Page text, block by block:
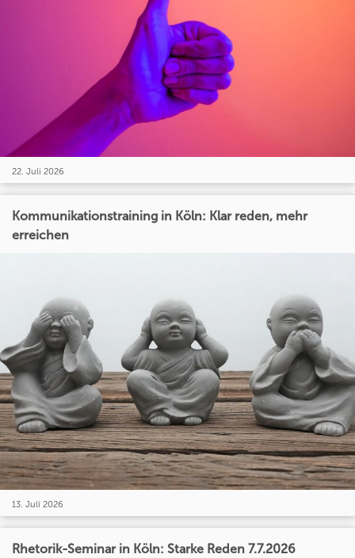
22. Juli 2026
Kommunikationstraining in Köln: Klar reden, mehr
erreichen
13. Juli 2026
Rhetorik-Seminar in Köln: Starke Reden 7.7.2026